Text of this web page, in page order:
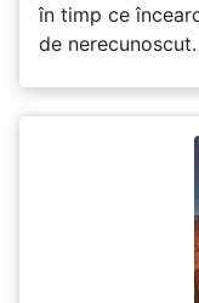
în timp ce
de nerecunoscut.